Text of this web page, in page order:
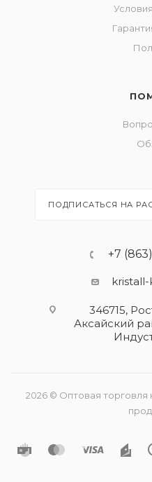
ПОДПИСАТЬСЯ НА
+7
346715,
Аксайский
2026 © Оптовая торговля